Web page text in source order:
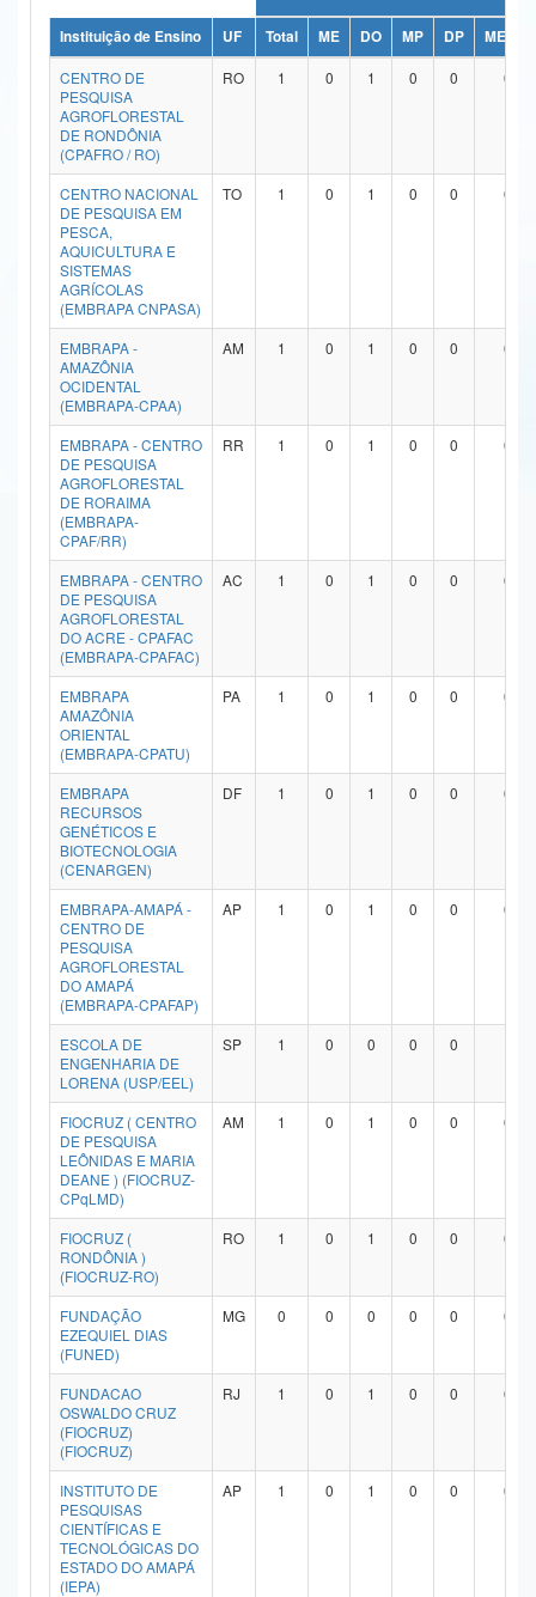
Ministério da Ciência, Tecnologia, Inovações e Comunicações
Ministério do Meio Ambiente
Ministério do Turismo
Ministério do Desenvolvimento Regional
Controladoria-Geral da União
Ministério da Mulher, da Família e dos Direitos Humanos
Secretaria-Geral
Secretaria de Governo
Gabinete de Segurança Institucional
Advocacia-Geral da União
Banco Central do Brasil
Instituição de Ensino UF Total ME DO MP DP
ME/DO
CENTRO DE
PESQUISA
AGROFLORESTAL
DE RONDÔNIA
(CPAFRO / RO)
RO 1 0 1 0 0 0
CENTRO NACIONAL
DE PESQUISA EM
PESCA,
AQUICULTURA E
SISTEMAS
AGRÍCOLAS
(EMBRAPA CNPASA)
TO 1 0 1 0 0 0
EMBRAPA -
AMAZÔNIA
OCIDENTAL
(EMBRAPA-CPAA)
AM 1 0 1 0 0 0
EMBRAPA - CENTRO
DE PESQUISA
AGROFLORESTAL
DE RORAIMA
(EMBRAPA-
CPAF/RR)
RR 1 0 1 0 0 0
EMBRAPA - CENTRO
DE PESQUISA
AGROFLORESTAL
DO ACRE - CPAFAC
(EMBRAPA-CPAFAC)
AC 1 0 1 0 0 0
EMBRAPA
AMAZÔNIA
ORIENTAL
(EMBRAPA-CPATU)
PA 1 0 1 0 0 0
EMBRAPA
RECURSOS
GENÉTICOS E
BIOTECNOLOGIA
(CENARGEN)
DF 1 0 1 0 0 0
EMBRAPA-AMAPÁ -
CENTRO DE
PESQUISA
AGROFLORESTAL
DO AMAPÁ
(EMBRAPA-CPAFAP)
AP 1 0 1 0 0 0
ESCOLA DE
ENGENHARIA DE
LORENA (USP/EEL)
SP 1 0 0 0 0
FIOCRUZ ( CENTRO
DE PESQUISA
LEÔNIDAS E MARIA
DEANE ) (FIOCRUZ-
CPqLMD)
AM 1 0 1 0 0 0
FIOCRUZ (
RONDÔNIA )
(FIOCRUZ-RO)
RO 1 0 1 0 0 0
FUNDAÇÃO
EZEQUIEL DIAS
(FUNED)
MG 0 0 0 0 0 0
FUNDACAO
OSWALDO CRUZ
(FIOCRUZ)
(FIOCRUZ)
RJ 1 0 1 0 0 0
INSTITUTO DE
PESQUISAS
CIENTÍFICAS E
TECNOLÓGICAS DO
ESTADO DO AMAPÁ
(IEPA)
AP 1 0 1 0 0 0